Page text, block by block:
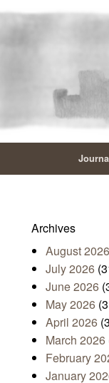
Archives
August 2026
July 2026
June 2026
May 2026
April 2026
March 2026
February
January